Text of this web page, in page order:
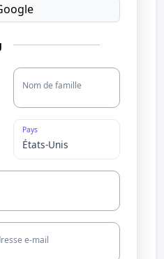
Nom de famille
Pays
e-mail